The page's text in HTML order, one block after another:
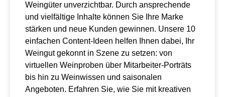
Weingüter unverzichtbar. Durch ansprechende
und vielfältige Inhalte können Sie Ihre Marke
stärken und neue Kunden gewinnen. Unsere 10
einfachen Content-Ideen helfen Ihnen dabei, Ihr
Weingut gekonnt in Szene zu setzen: von
virtuellen Weinproben über Mitarbeiter-Porträts
bis hin zu Weinwissen und saisonalen
Angeboten. Erfahren Sie, wie Sie mit kreativen